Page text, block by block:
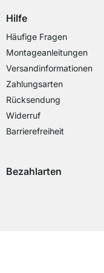
Hilfe
Häufige Fragen
Montageanleitungen
Versandinformationen
Zahlungsarten
Rücksendung
Widerruf
Barrierefreiheit
Bezahlarten